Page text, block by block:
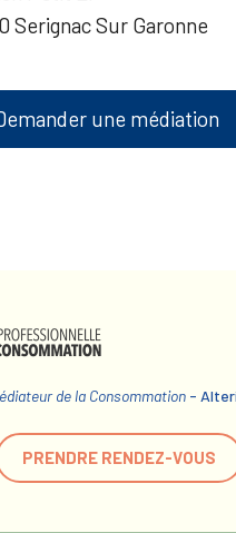
Serignac Sur Garonne
une médiation
de la Consommation -
PRENDRE RENDEZ-VOUS